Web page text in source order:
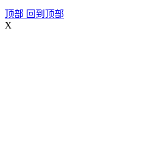
顶部 回到顶部
X